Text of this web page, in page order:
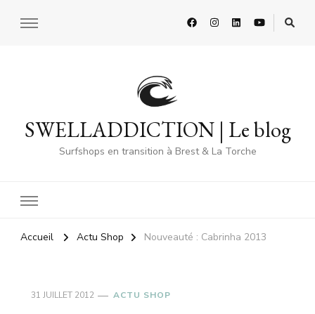
SWELLADDICTION | Le blog
Surfshops en transition à Brest & La Torche
Accueil Actu Shop Nouveauté : Cabrinha 2013
31 JUILLET 2012 ACTU SHOP